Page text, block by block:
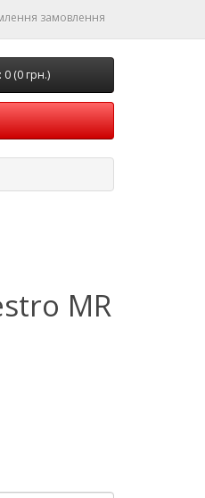
замовлення
0 (0 грн.)
MR